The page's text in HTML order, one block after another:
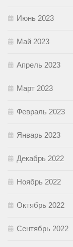
Июнь 2023
Май 2023
Апрель 2023
Март 2023
Февраль 2023
Январь 2023
Декабрь 2022
Ноябрь 2022
Октябрь 2022
Сентябрь 2022